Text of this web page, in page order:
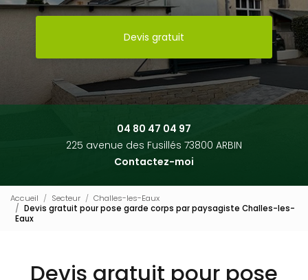
Devis gratuit
04 80 47 04 97
225 avenue des Fusillés 73800 ARBIN
Contactez-moi
Accueil Secteur
Challes-les-Eaux
Devis gratuit pour pose garde corps par paysagiste Challes-les-
Eaux
Devis gratuit pour pose